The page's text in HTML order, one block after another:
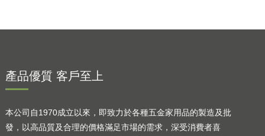
產品優質 客戶至上
本公司自1970成立以來，即致力於各種五金家用品的製造及批
發，以高品質及合理的價格滿足市場的需求，深受消費者喜